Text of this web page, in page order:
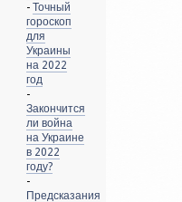
- Точный
гороскоп
для
Украины
на 2022
год
-
Закончится
ли война
на Украине
в 2022
году?
-
Предсказания